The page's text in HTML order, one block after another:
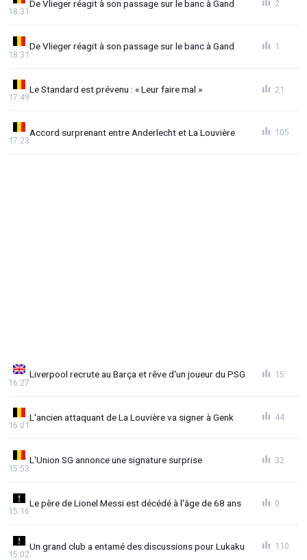
De Vlieger réagit à son passage sur le banc à Gand
18:31
2
De Vlieger réagit à son passage sur le banc à Gand
18:31
1
Le Standard est prévenu : « Leur faire mal »
17:49
21
Accord surprenant entre Anderlecht et La Louvière
17:23
105
Liverpool recrute au Barça et rêve d'un joueur du PSG
16:27
15
L'ancien attaquant de La Louvière va signer à Genk
16:01
44
L'Union SG annonce une signature surprise
15:53
32
Le père de Lionel Messi est décédé à l'âge de 68 ans
15:16
0
Un grand club a entamé des discussions pour Lukaku
15:02
110